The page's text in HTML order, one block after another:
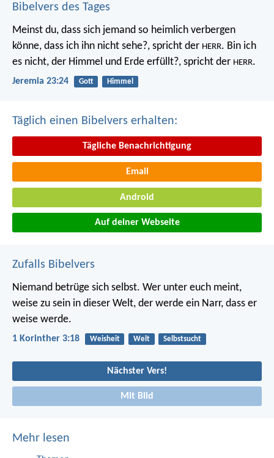
Bibelvers des Tages
Meinst du, dass sich jemand so heimlich verbergen
könne, dass ich ihn nicht sehe?, spricht der HERR. Bin ich
es nicht, der Himmel und Erde erfüllt?, spricht der HERR.
Jeremia 23:24 Gott Himmel
Täglich einen Bibelvers erhalten:
Tägliche Benachrichtigung
Email
Android
Auf deiner Webseite
Zufalls Bibelvers
Niemand betrüge sich selbst. Wer unter euch meint,
weise zu sein in dieser Welt, der werde ein Narr, dass er
weise werde.
1 Korinther 3:18 Weisheit Welt Selbstsucht
Nächster Vers!
Mit Bild
Mehr lesen